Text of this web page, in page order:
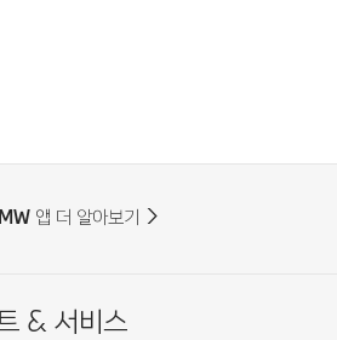
앱 더 알아보기
& 서비스